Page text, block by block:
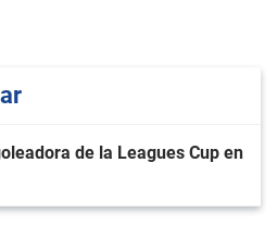
de la Leagues Cup en